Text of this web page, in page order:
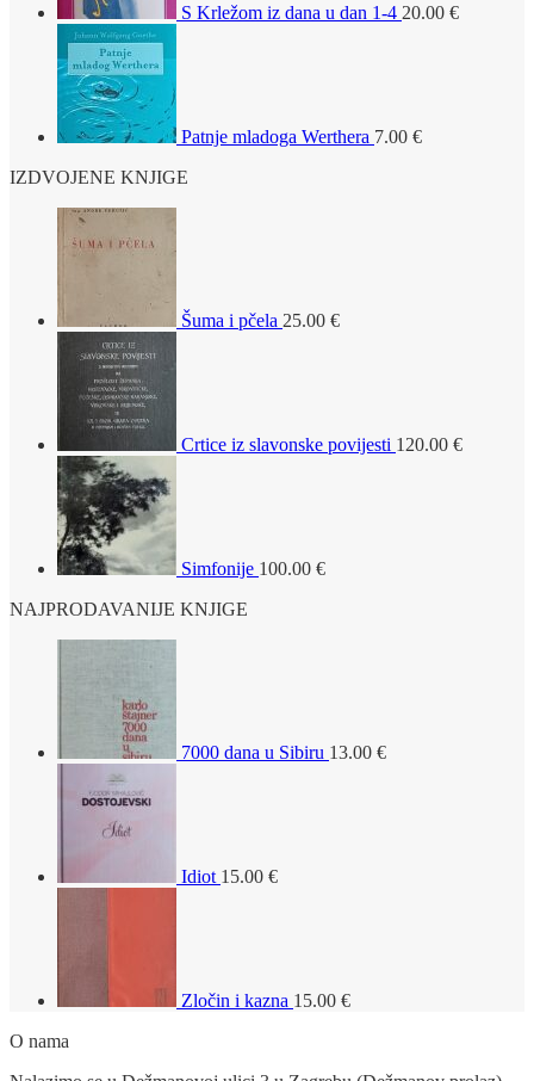
S Krležom iz dana u dan 1-4 20.00 €
Patnje mladoga Werthera 7.00 €
IZDVOJENE KNJIGE
Šuma i pčela 25.00 €
Crtice iz slavonske povijesti 120.00 €
Simfonije 100.00 €
NAJPRODAVANIJE KNJIGE
7000 dana u Sibiru 13.00 €
Idiot 15.00 €
Zločin i kazna 15.00 €
O nama